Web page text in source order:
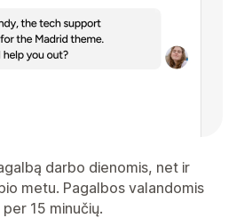
darbo dienomis, net ir
metu. Pagalbos valandomis
15 minučių.